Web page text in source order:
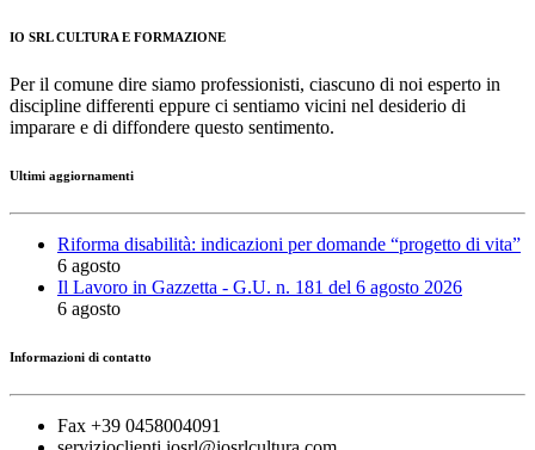
IO SRL CULTURA E FORMAZIONE
Per il comune dire siamo professionisti, ciascuno di noi esperto in
discipline differenti eppure ci sentiamo vicini nel desiderio di
imparare e di diffondere questo sentimento.
Ultimi aggiornamenti
Riforma disabilità: indicazioni per domande “progetto di vita”
6 agosto
Il Lavoro in Gazzetta - G.U. n. 181 del 6 agosto 2026
6 agosto
Informazioni di contatto
Fax +39 0458004091